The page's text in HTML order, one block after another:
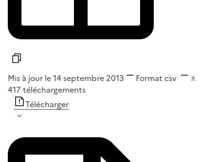
Mis à jour le 14 septembre 2013 Format csv
417 téléchargements
Télécharger